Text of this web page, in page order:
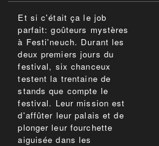
Et si c'était ça le job
parfait: goûteurs mystères
à Festi'neuch. Durant les
deux premiers jours du
festival, six chanceux
testent la trentaine de
stands que compte le
festival. Leur mission est
d'affûter leur palais et de
plonger leur fourchette
aiguisée dans les